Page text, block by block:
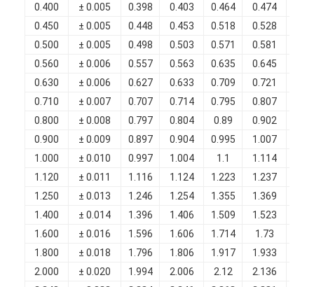
Filati di rame isolati con smalto
Cavi magnetici di smalto
Filtro di rame piatto smaltato
Filati ricoperti di seta
Cavi magnetici ad alta temperatura
0.400
± 0.005 0.398 0.403 0.464 0.474
0.450
± 0.005 0.448 0.453 0.518 0.528
0.500
± 0.005 0.498 0.503 0.571 0.581
0.560
± 0.006 0.557 0.563 0.635 0.645
0.630
± 0.006 0.627 0.633 0.709 0.721
0.710
± 0.007 0.707 0.714 0.795 0.807
0.800
± 0.008 0.797 0.804 0.89 0.902
0.900
± 0.009 0.897 0.904 0.995 1.007
1.000
± 0.010 0.997 1.004 1.1 1.114
1.120
± 0.011 1.116 1.124 1.223 1.237
1.250
± 0.013 1.246 1.254 1.355 1.369
1.400
± 0.014 1.396 1.406 1.509 1.523
1.600
± 0.016 1.596 1.606 1.714 1.73
1.800
± 0.018 1.796 1.806 1.917 1.933
2.000
± 0.020 1.994 2.006 2.12 2.136